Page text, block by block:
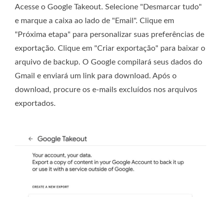
Acesse o Google Takeout. Selecione "Desmarcar tudo"
e marque a caixa ao lado de "Email". Clique em
"Próxima etapa" para personalizar suas preferências de
exportação. Clique em "Criar exportação" para baixar o
arquivo de backup. O Google compilará seus dados do
Gmail e enviará um link para download. Após o
download, procure os e-mails excluídos nos arquivos
exportados.